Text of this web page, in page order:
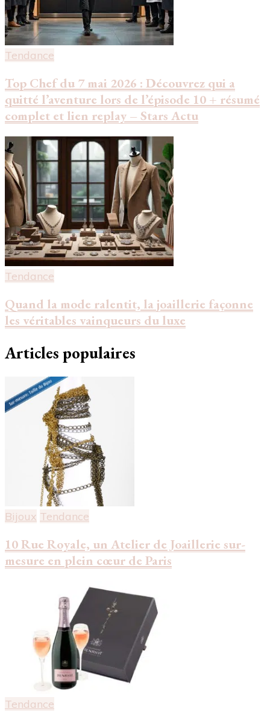
Tendance
Top Chef du 7 mai 2026 : Découvrez qui a
quitté l’aventure lors de l’épisode 10 + résumé
complet et lien replay – Stars Actu
Tendance
Quand la mode ralentit, la joaillerie façonne
les véritables vainqueurs du luxe
Articles populaires
Bijoux Tendance
10 Rue Royale, un Atelier de Joaillerie sur-
mesure en plein cœur de Paris
Tendance